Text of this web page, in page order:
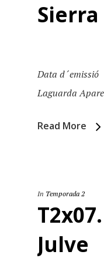
Sierra
Data d´emissió
Laguarda
Read More
In Temporada 2
Julve